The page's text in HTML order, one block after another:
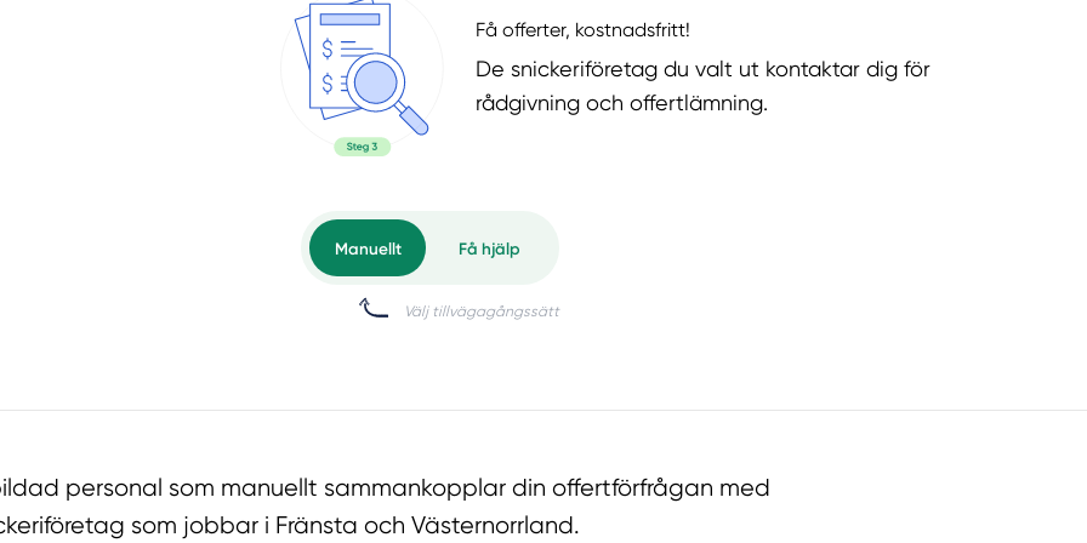
Få offerter, kostnadsfritt!
De snickeriföretag du valt ut kontaktar dig för
rådgivning och offertlämning.
personal som manuellt sammankopplar din offertförfrågan med
som jobbar i Fränsta och Västernorrland.